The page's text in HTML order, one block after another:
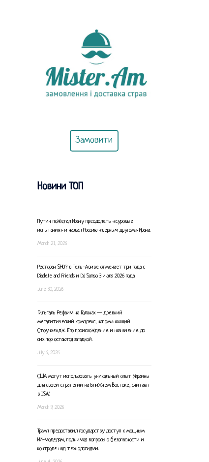
Замовити
Новини ТОП
Путин пожелал Ирану преодолеть «суровые
испытания» и назвал Россию «верным другом» Ирана.
March 21, 2026
Ресторан SHO? в Тель-Авиве отмечает три года с
Diadele and Friends и DJ Samso 3 июля 2026 года.
June 30, 2026
Гильгаль Рефаим на Голанах — древний
мегалитический комплекс, напоминающий
Стоунхендж. Его происхождение и назначение до
сих пор остаются загадкой.
July 6, 2026
США могут использовать уникальный опыт Украины
для своей стратегии на Ближнем Востоке, считают
в ISW.
March 9, 2026
Трамп предоставил государству доступ к мощным
ИИ-моделям, поднимая вопросы о безопасности и
контроле над технологиями.